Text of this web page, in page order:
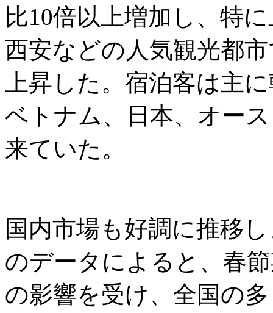
比10倍以上増加し、特
西安などの人気観光都
上昇した。宿泊客は主
ベトナム、日本、オー
来ていた。
国内市場も好調に推移
のデータによると、春
の影響を受け、全国の